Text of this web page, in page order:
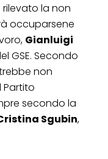
rilevato la non
occuparsene
Gianluigi
GSE. Secondo
non
secondo la
Sgubin,